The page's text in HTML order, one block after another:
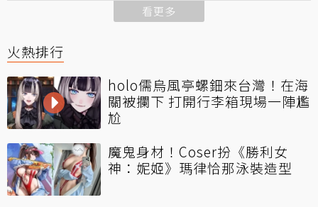
看更多
火熱排行
holo儒烏風亭螺鈿來台灣！在海
關被攔下 打開行李箱現場一陣尷
尬
魔鬼身材！Coser扮《勝利女
神：妮姬》瑪律恰那泳裝造型